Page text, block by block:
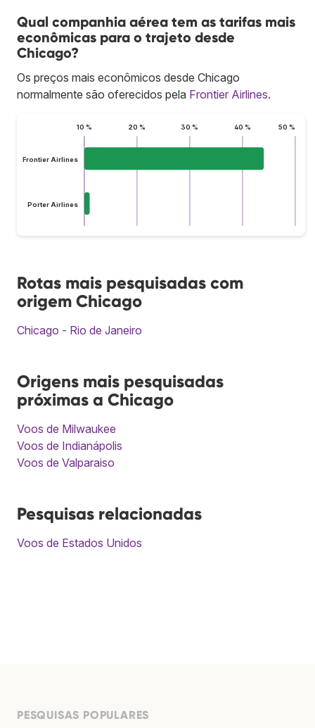
Qual companhia aérea tem as tarifas mais
econômicas para o trajeto desde
Chicago?
Os preços mais econômicos desde Chicago
normalmente são oferecidos pela Frontier Airlines.
10 % 20 % 30 % 40 % 50 %
Frontier Airlines
Porter Airlines
Rotas mais pesquisadas com
origem Chicago
Chicago - Rio de Janeiro
Origens mais pesquisadas
próximas a Chicago
Voos de Milwaukee
Voos de Indianápolis
Voos de Valparaiso
Pesquisas relacionadas
Voos de Estados Unidos
PESQUISAS POPULARES